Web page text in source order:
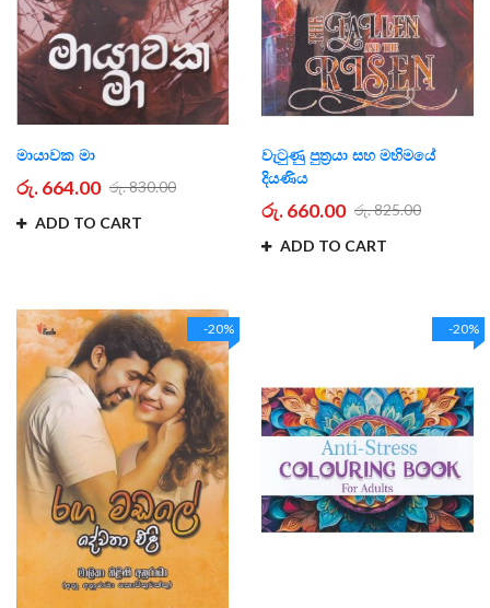
මායාවක මා
රු. 664.00 රු. 830.00
ADD TO CART
වැටුණු පුත්‍රයා සහ මහිමයේ
දියණිය
රු. 660.00 රු. 825.00
ADD TO CART
-20% -20%